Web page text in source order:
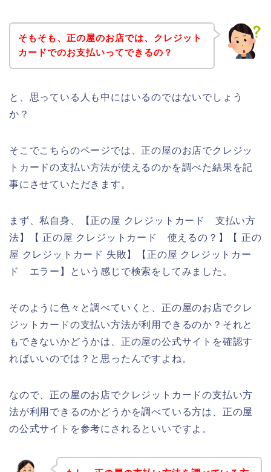
そもそも、正の屋のお店では、クレジット
カードでのお支払いってできるの？
と、思っている人も中にはいるのではないでしょう
か？
そこでこちらのページでは、正の屋のお店でクレジッ
トカードの支払い方法が使えるのかを調べた結果を記
事にさせていただきます。
まず、私自身、【正の屋 クレジットカード 支払い方
法】【 正の屋 クレジットカード 使えるの？】【 正の
屋 クレジットカード 失敗】【正の屋 クレジットカー
ド エラー】という感じで検索をしてみました。
そのように色々と調べていくと、正の屋のお店でクレ
ジットカードの支払い方法が利用できるのか？それと
もできないかどうかは、正の屋の公式サイトを確認す
ればいいのでは？と思ったんですよね。
なので、正の屋のお店でクレジットカードの支払い方
法が利用できるのかどうかを調べている方は、正の屋
の公式サイトを参考にされるといいですよ。